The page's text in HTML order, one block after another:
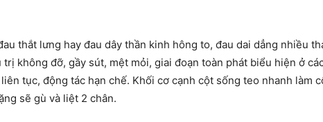
thắt lưng hay đau dây thần kinh hông to, đau dai dẳng nhiều
trị không đỡ, gầy sút, mệt mỏi, giai đoạn toàn phát biểu hiện ở
tục, động tác hạn chế. Khối cơ cạnh cột sống teo nhanh làm
sẽ gù và liệt 2 chân.